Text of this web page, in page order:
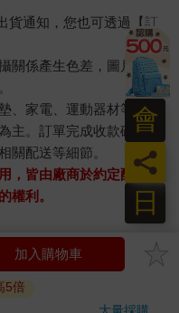
貨通知，您也可透過【訂
關係產生色差，圖片僅供
、家電、運動器材等）及
主。訂單完成收款確認
關配送等細節。
，皆由廠商於約定配送時
權利。
接獲電話要求您前往
受騙上當！
日
員
會